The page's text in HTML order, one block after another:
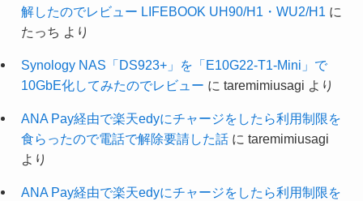
解したのでレビュー LIFEBOOK UH90/H1・WU2/H1 に
たっち より
Synology NAS「DS923+」を「E10G22-T1-Mini」で
10GbE化してみたのでレビュー に taremimiusagi より
ANA Pay経由で楽天edyにチャージをしたら利用制限を
食らったので電話で解除要請した話に taremimiusagi
より
ANA Pay経由で楽天edyにチャージをしたら利用制限を